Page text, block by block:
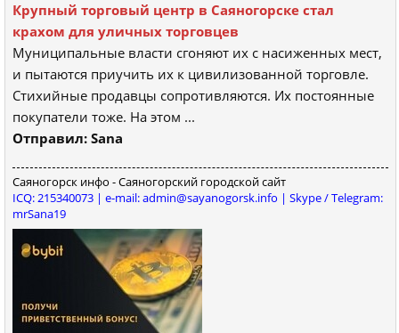
Крупный торговый центр в Саяногорске стал
крахом для уличных торговцев
Муниципальные власти сгоняют их с насиженных мест,
и пытаются приучить их к цивилизованной торговле.
Стихийные продавцы сопротивляются. Их постоянные
покупатели тоже. На этом ...
Отправил: Sana
Саяногорск инфо - Саяногорский городской сайт
ICQ: 215340073 | e-mail: admin@sayanogorsk.info | Skype / Telegram:
mrSana19